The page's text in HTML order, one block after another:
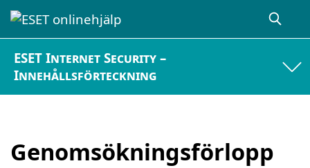
ESET Internet Security –
Innehållsförteckning
Genomsökningsförlopp